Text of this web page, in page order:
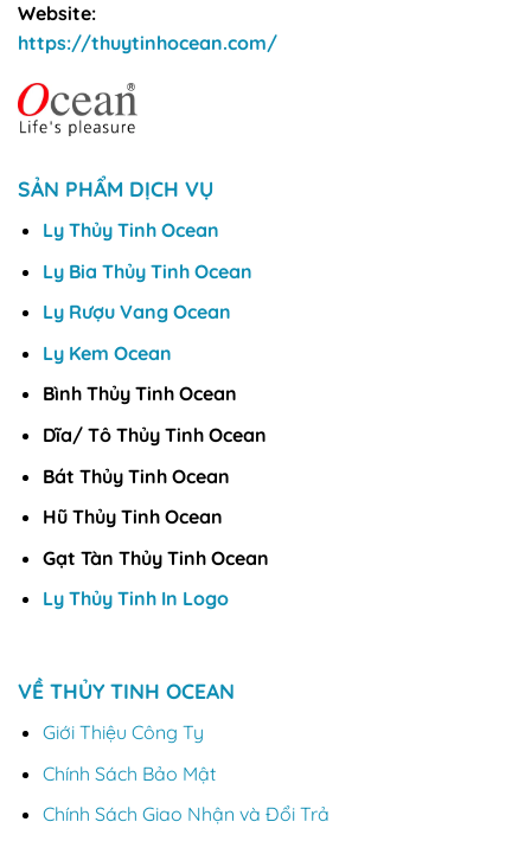
Website:
https://thuytinhocean.com/
SẢN PHẨM DỊCH VỤ
Ly Thủy Tinh Ocean
Ly Bia Thủy Tinh Ocean
Ly Rượu Vang Ocean
Ly Kem Ocean
Bình Thủy Tinh Ocean
Dĩa/ Tô Thủy Tinh Ocean
Bát Thủy Tinh Ocean
Hũ Thủy Tinh Ocean
Gạt Tàn Thủy Tinh Ocean
Ly Thủy Tinh In Logo
VỀ THỦY TINH OCEAN
Giới Thiệu Công Ty
Chính Sách Bảo Mật
Chính Sách Giao Nhận và Đổi Trả